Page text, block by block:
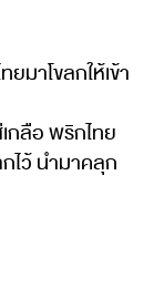
มาโขลกให้เข้า
กลือ พริกไทย
กไว้ นำมาคลุก